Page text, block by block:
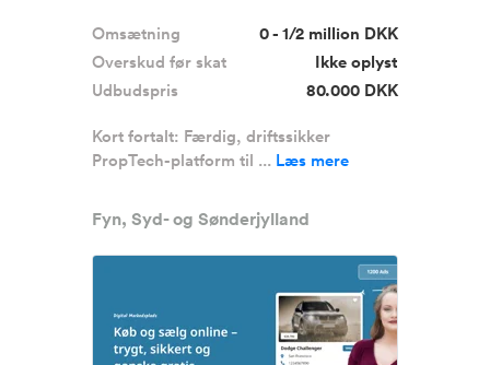
Omsætning
0 - 1/2 million DKK
Overskud før skat
Ikke oplyst
Udbudspris
80.000 DKK
Kort fortalt: Færdig, driftssikker
PropTech-platform til ... Læs mere
Fyn, Syd- og Sønderjylland